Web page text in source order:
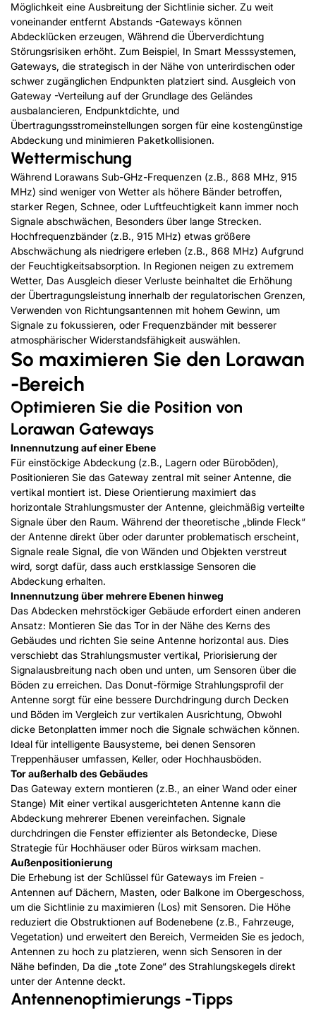
Möglichkeit eine Ausbreitung der Sichtlinie sicher. Zu weit
voneinander entfernt Abstands -Gateways können
Abdecklücken erzeugen, Während die Überverdichtung
Störungsrisiken erhöht. Zum Beispiel, In Smart Messsystemen,
Gateways, die strategisch in der Nähe von unterirdischen oder
schwer zugänglichen Endpunkten platziert sind. Ausgleich von
Gateway -Verteilung auf der Grundlage des Geländes
ausbalancieren, Endpunktdichte, und
Übertragungsstromeinstellungen sorgen für eine kostengünstige
Abdeckung und minimieren Paketkollisionen.
Wettermischung
Während Lorawans Sub-GHz-Frequenzen (z.B., 868 MHz, 915
MHz) sind weniger von Wetter als höhere Bänder betroffen,
starker Regen, Schnee, oder Luftfeuchtigkeit kann immer noch
Signale abschwächen, Besonders über lange Strecken.
Hochfrequenzbänder (z.B., 915 MHz) etwas größere
Abschwächung als niedrigere erleben (z.B., 868 MHz) Aufgrund
der Feuchtigkeitsabsorption. In Regionen neigen zu extremem
Wetter, Das Ausgleich dieser Verluste beinhaltet die Erhöhung
der Übertragungsleistung innerhalb der regulatorischen Grenzen,
Verwenden von Richtungsantennen mit hohem Gewinn, um
Signale zu fokussieren, oder Frequenzbänder mit besserer
atmosphärischer Widerstandsfähigkeit auswählen.
So maximieren Sie den Lorawan
-Bereich
Optimieren Sie die Position von
Lorawan Gateways
Innennutzung auf einer Ebene
Für einstöckige Abdeckung (z.B., Lagern oder Büroböden),
Positionieren Sie das Gateway zentral mit seiner Antenne, die
vertikal montiert ist. Diese Orientierung maximiert das
horizontale Strahlungsmuster der Antenne, gleichmäßig verteilte
Signale über den Raum. Während der theoretische „blinde Fleck“
der Antenne direkt über oder darunter problematisch erscheint,
Signale reale Signal, die von Wänden und Objekten verstreut
wird, sorgt dafür, dass auch erstklassige Sensoren die
Abdeckung erhalten.
Innennutzung über mehrere Ebenen hinweg
Das Abdecken mehrstöckiger Gebäude erfordert einen anderen
Ansatz: Montieren Sie das Tor in der Nähe des Kerns des
Gebäudes und richten Sie seine Antenne horizontal aus. Dies
verschiebt das Strahlungsmuster vertikal, Priorisierung der
Signalausbreitung nach oben und unten, um Sensoren über die
Böden zu erreichen. Das Donut-förmige Strahlungsprofil der
Antenne sorgt für eine bessere Durchdringung durch Decken
und Böden im Vergleich zur vertikalen Ausrichtung, Obwohl
dicke Betonplatten immer noch die Signale schwächen können.
Ideal für intelligente Bausysteme, bei denen Sensoren
Treppenhäuser umfassen, Keller, oder Hochhausböden.
Tor außerhalb des Gebäudes
Das Gateway extern montieren (z.B., an einer Wand oder einer
Stange) Mit einer vertikal ausgerichteten Antenne kann die
Abdeckung mehrerer Ebenen vereinfachen. Signale
durchdringen die Fenster effizienter als Betondecke, Diese
Strategie für Hochhäuser oder Büros wirksam machen.
Außenpositionierung
Die Erhebung ist der Schlüssel für Gateways im Freien -
Antennen auf Dächern, Masten, oder Balkone im Obergeschoss,
um die Sichtlinie zu maximieren (Los) mit Sensoren. Die Höhe
reduziert die Obstruktionen auf Bodenebene (z.B., Fahrzeuge,
Vegetation) und erweitert den Bereich, Vermeiden Sie es jedoch,
Antennen zu hoch zu platzieren, wenn sich Sensoren in der
Nähe befinden, Da die „tote Zone“ des Strahlungskegels direkt
unter der Antenne deckt.
Antennenoptimierungs -Tipps